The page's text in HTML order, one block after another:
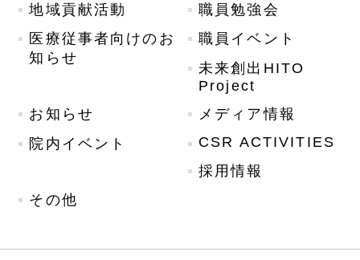
地域貢献活動
職員勉強会
医療従事者向けのお
知らせ
職員イベント
未来創出HITO
Project
お知らせ
メディア情報
院内イベント
CSR ACTIVITIES
採用情報
その他